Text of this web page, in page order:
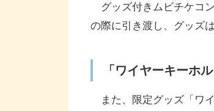
グッズ付きムビチケコ
の際に引き渡し、グッズ
「ワイヤーキーホ
また、限定グッズ「ワ